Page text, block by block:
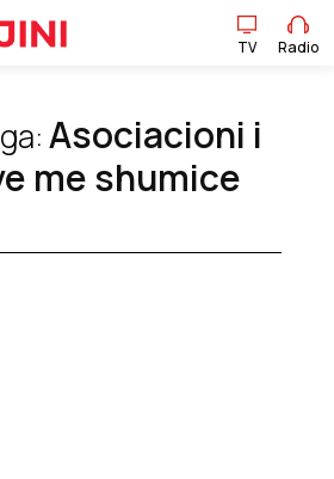
TV Radio
TV Radio
Asociacioni i
me shumice